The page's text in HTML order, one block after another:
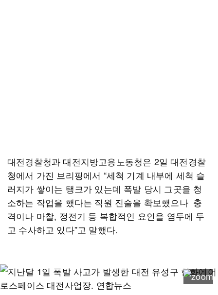
대전경찰청과 대전지방고용노동청은 2일 대전경찰
청에서 가진 브리핑에서 “세척 기계 내부에 세척 슬
러지가 쌓이는 탱크가 있는데 폭발 당시 그곳을 청
소하는 작업을 했다는 직원 진술을 확보했으나 충
격이나 마찰, 정전기 등 복합적인 요인을 염두에 두
고 수사하고 있다”고 말했다.